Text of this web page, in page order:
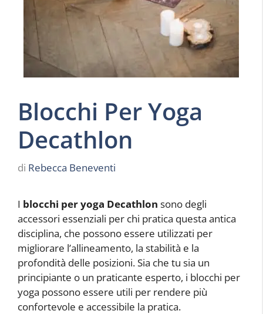
Blocchi Per Yoga
Decathlon
di Rebecca Beneventi
I blocchi per yoga Decathlon sono degli
accessori essenziali per chi pratica questa antica
disciplina, che possono essere utilizzati per
migliorare l’allineamento, la stabilità e la
profondità delle posizioni. Sia che tu sia un
principiante o un praticante esperto, i blocchi per
yoga possono essere utili per rendere più
confortevole e accessibile la pratica.